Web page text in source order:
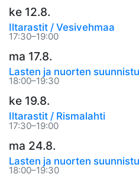
ke 12.8.
Iltarastit / Vesivehmaa
17:30–19:00
ma 17.8.
Lasten ja nuorten
18:00–19:30
ke 19.8.
Iltarastit / Rismalahti
17:30–19:00
ma 24.8.
Lasten ja nuorten
18:00–19:30